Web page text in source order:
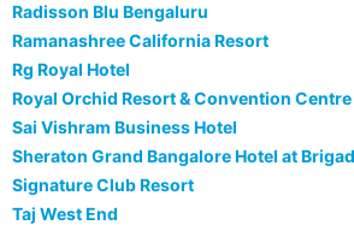
Radisson Blu Bengaluru
Ramanashree California Resort
Rg Royal Hotel
Royal Orchid Resort & Convention Centre
Sai Vishram Business Hotel
Sheraton Grand Bangalore Hotel at
Signature Club Resort
Taj West End